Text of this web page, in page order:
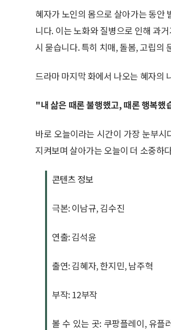
혜자가 노인의 몸으로 살아가는 동안
니다. 이는 노화와 질병으로 인해 과
시 묻습니다. 특히 치매, 돌봄, 고립의
드라마 마지막 화에서 나오는 혜자의
"내 삶은 때론 불행했고, 때론 행복했
바로 오늘이라는 시간이 가장 눈부
지켜보며 살아가는 오늘이 더 소중하
콘텐츠 정보
극본: 이남규, 김수진
연출: 김석윤
출연: 김혜자, 한지민, 남주혁
부작: 12부작
볼 수 있는 곳: 쿠팡플레이, 유